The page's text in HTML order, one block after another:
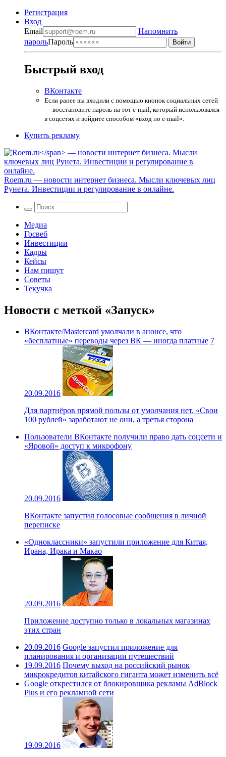
Регистрация
Вход
Email
Напомнить
парольПароль
Быстрый вход
ВКонтакте
Если ранее вы входили с помощью кнопок социальных сетей
— восстановите пароль на тот e-mail, который использовался
в соцсетях и войдите способом «вход по e-mail».
Купить рекламу
Roem.ru — новости интернет бизнеса. Мысли ключевых лиц
Рунета. Инвестиции и регулирование в онлайне.
Медиа
Госвеб
Инвестиции
Кадры
Кейсы
Нам пишут
Советы
Текучка
Новости с меткой «Запуск»
ВКонтакте/Mastercard умолчали в анонсе, что
«бесплатные» переводы через ВК — иногда платные 7
20.09.2016
Для партнёров прямой пользы от умолчания нет. «Свои
100 рублей» заработают не они, а третья сторона
Пользователи ВКонтакте получили право дать соцсети и
«Яровой» доступ к микрофону
20.09.2016
ВКонтакте запустил голосовые сообщения в личной
переписке
«Одноклассники» запустили приложение для Китая,
Ирана, Ирака и Макао
20.09.2016
Приложение доступно только в локальных магазинах
этих стран
20.09.2016 Google запустил приложение для
планирования и организации путешествий
19.09.2016 Почему выход на российский рынок
микрокредитов китайского гиганта может изменить всё
Google открестился от блокировщика рекламы AdBlock
Plus и его рекламной сети
19.09.2016